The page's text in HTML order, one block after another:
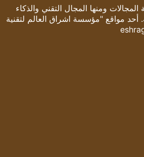
ومنها المجال التقني والذكاء
أحد مواقع "مؤسسة اشراق العالم لتقنية